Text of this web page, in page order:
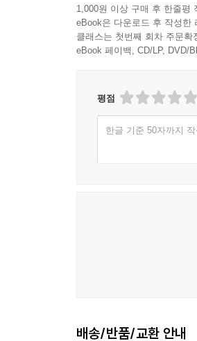
1,000원 이상 구매 후 한줄평
eBook은 다운로드 후 작성한
클래스는 첫번째 회차 주문
eBook 페이백, CD/LP, DVD/
평점
한글 기준 50자까지
배송/반품/교환 안내